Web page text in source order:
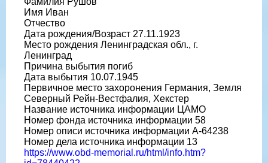
Имя Иван
Отчество
Дата рождения/Возраст 27.11.1923
Место рождения Ленинградская обл., г.
Ленинград
Причина выбытия погиб
Дата выбытия 10.07.1945
Первичное место захоронения Германия, Земля
Северный Рейн-Вестфалия, Хекстер
Название источника информации ЦАМО
Номер фонда источника информации 58
Номер описи источника информации A-64238
Номер дела источника информации 13
https://www.obd-memorial.ru/html/info.htm?